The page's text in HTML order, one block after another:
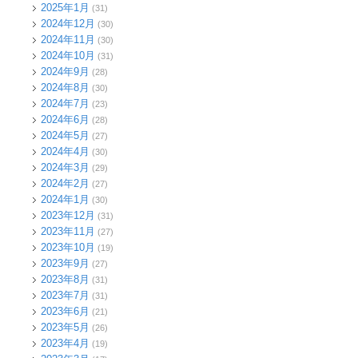
2025年1月 (31)
2024年12月 (30)
2024年11月 (30)
2024年10月 (31)
2024年9月 (28)
2024年8月 (30)
2024年7月 (23)
2024年6月 (28)
2024年5月 (27)
2024年4月 (30)
2024年3月 (29)
2024年2月 (27)
2024年1月 (30)
2023年12月 (31)
2023年11月 (27)
2023年10月 (19)
2023年9月 (27)
2023年8月 (31)
2023年7月 (31)
2023年6月 (21)
2023年5月 (26)
2023年4月 (19)